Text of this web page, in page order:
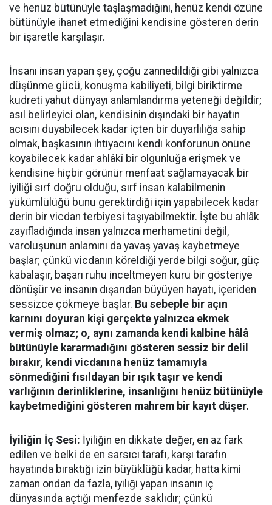
ve henüz bütünüyle taşlaşmadığını, henüz kendi özüne
bütünüyle ihanet etmediğini kendisine gösteren derin
bir işaretle karşılaşır.
İnsanı insan yapan şey, çoğu zannedildiği gibi yalnızca
düşünme gücü, konuşma kabiliyeti, bilgi biriktirme
kudreti yahut dünyayı anlamlandırma yeteneği değildir;
asıl belirleyici olan, kendisinin dışındaki bir hayatın
acısını duyabilecek kadar içten bir duyarlılığa sahip
olmak, başkasının ihtiyacını kendi konforunun önüne
koyabilecek kadar ahlâkî bir olgunluğa erişmek ve
kendisine hiçbir görünür menfaat sağlamayacak bir
iyiliği sırf doğru olduğu, sırf insan kalabilmenin
yükümlülüğü bunu gerektirdiği için yapabilecek kadar
derin bir vicdan terbiyesi taşıyabilmektir. İşte bu ahlâk
zayıfladığında insan yalnızca merhametini değil,
varoluşunun anlamını da yavaş yavaş kaybetmeye
başlar; çünkü vicdanın köreldiği yerde bilgi soğur, güç
kabalaşır, başarı ruhu inceltmeyen kuru bir gösteriye
dönüşür ve insanın dışarıdan büyüyen hayatı, içeriden
sessizce çökmeye başlar. Bu sebeple bir açın
karnını doyuran kişi gerçekte yalnızca ekmek
vermiş olmaz; o, aynı zamanda kendi kalbine hâlâ
bütünüyle kararmadığını gösteren sessiz bir delil
bırakır, kendi vicdanına henüz tamamıyla
sönmediğini fısıldayan bir ışık taşır ve kendi
varlığının derinliklerine, insanlığını henüz bütünüyle
kaybetmediğini gösteren mahrem bir kayıt düşer.
İyiliğin İç Sesi: İyiliğin en dikkate değer, en az fark
edilen ve belki de en sarsıcı tarafı, karşı tarafın
hayatında bıraktığı izin büyüklüğü kadar, hatta kimi
zaman ondan da fazla, iyiliği yapan insanın iç
dünyasında açtığı menfezde saklıdır; çünkü